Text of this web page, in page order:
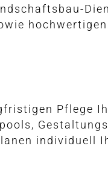
Pflege
individuell